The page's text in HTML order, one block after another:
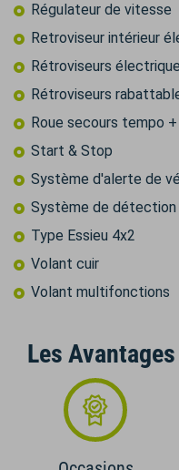
Régulateur de vitesse
Retroviseur intérieur
Rétroviseurs
Rétroviseurs
Roue secours tempo
Start & Stop
Système d'alerte de
Système de
Type Essieu 4x2
Volant cuir
Volant multifonctions
Les